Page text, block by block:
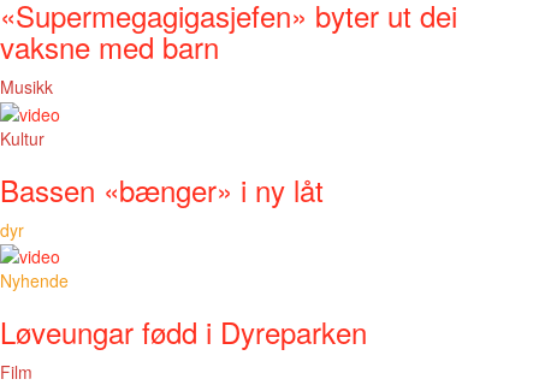
«Supermegagigasjefen» byter ut dei
vaksne med barn
Musikk
Kultur
Bassen «bænger» i ny låt
dyr
Nyhende
Løveungar fødd i Dyreparken
Film